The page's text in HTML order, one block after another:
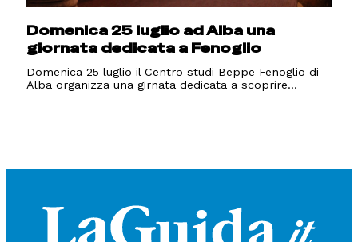
Domenica 25 luglio ad Alba una
giornata dedicata a Fenoglio
Domenica 25 luglio il Centro studi Beppe Fenoglio di
Alba organizza una girnata dedicata a scoprire...